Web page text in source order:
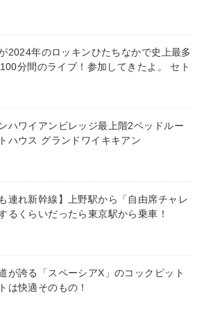
2024年のロッキンひたちなかで史上最多
分間のライブ！参加してきたよ。 セト
ハワイアンビレッジ最上階2ベッドルー
ハウス グランドワイキキアン
も連れ新幹線】上野駅から「自由席チャレ
るくらいだったら東京駅から乗車！
が誇る「スペーシアX」のコックピット
は快適そのもの！